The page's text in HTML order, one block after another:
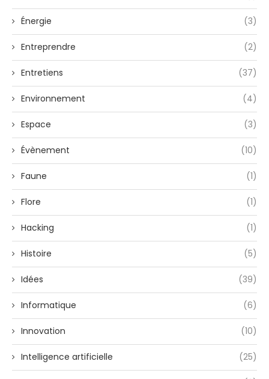
Énergie (3)
Entreprendre (2)
Entretiens (37)
Environnement (4)
Espace (3)
Évènement (10)
Faune (1)
Flore (1)
Hacking (1)
Histoire (5)
Idées (39)
Informatique (6)
Innovation (10)
Intelligence artificielle (25)